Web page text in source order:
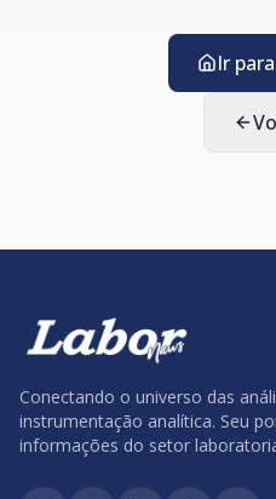
Ir
Conectando o universo das
instrumentação analítica. Seu
informações do setor